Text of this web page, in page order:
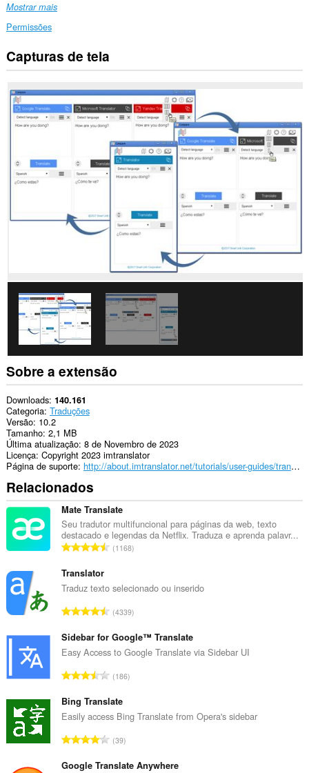
Mostrar mais
Permissões
Esta
extensão
acessar
seus
dados
em
Esta
extensão
os
This
extension
can
write
data
into
the
clipboard.
Esta
extensão
consegue
acessar
suas
guias
atividades
de
navegação.
This
extension
can
an
unlimited
amount
of
client-
data.
Capturas de tela
Sobre a extensão
Downloads 140.161
Categoria Traduções
Versão 10.2
Tamanho 2,1 MB
Última atualização 8 de Novembro de 2023
Licença Copyright 2023 imtranslator
Página de suporte
http://about.imtranslator.net/tutorials/user-guides/translation-comparison/
Relacionados
Mate Translate
Seu tradutor multifuncional para páginas da web, texto
destacado e legendas da Netflix. Traduza e aprenda palavr...
N
e
o
o
t
a
d
e
l
s
1168
Translator
Traduz texto selecionado ou inserido
N
m
e
o
o
t
a
d
4339
Sidebar for Google™ Translate
Easy Access to Google Translate via Sidebar UI
N
m
e
o
186
Bing Translate
Easily access Bing Translate from Opera's sidebar
N
m
39
Google Translate Anywhere